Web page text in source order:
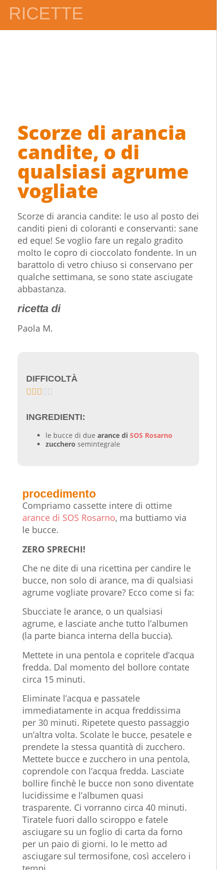
RICETTE
Scorze di arancia
candite, o di
qualsiasi agrume
vogliate
Scorze di arancia candite: le uso al posto dei
canditi pieni di coloranti e conservanti: sane
ed eque! Se voglio fare un regalo gradito
molto le copro di cioccolato fondente. In un
barattolo di vetro chiuso si conservano per
qualche settimana, se sono state asciugate
abbastanza.
ricetta di
Paola M.
DIFFICOLTÀ
    
INGREDIENTI:
le bucce di due arance di SOS Rosarno
zucchero semintegrale
procedimento
Compriamo cassette intere di ottime
arance di SOS Rosarno, ma buttiamo via
le bucce.
ZERO SPRECHI!
Che ne dite di una ricettina per candire le
bucce, non solo di arance, ma di qualsiasi
agrume vogliate provare? Ecco come si fa:
Sbucciate le arance, o un qualsiasi
agrume, e lasciate anche tutto l’albumen
(la parte bianca interna della buccia).
Mettete in una pentola e copritele d’acqua
fredda. Dal momento del bollore contate
circa 15 minuti.
Eliminate l’acqua e passatele
immediatamente in acqua freddissima
per 30 minuti. Ripetete questo passaggio
un’altra volta. Scolate le bucce, pesatele e
prendete la stessa quantità di zucchero.
Mettete bucce e zucchero in una pentola,
coprendole con l’acqua fredda. Lasciate
bollire finchè le bucce non sono diventate
lucidissime e l’albumen quasi
trasparente. Ci vorranno circa 40 minuti.
Tiratele fuori dallo sciroppo e fatele
asciugare su un foglio di carta da forno
per un paio di giorni. Io le metto ad
asciugare sul termosifone, così accelero i